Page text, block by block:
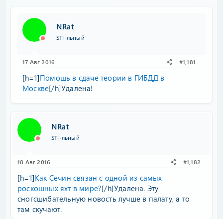
м
ы
NRat
STI-льный
17 Авг 2016 #1,181
[h=1]Помощь в сдаче теории в ГИБДД в
Москве[/h]Удалена!
NRat
STI-льный
18 Авг 2016 #1,182
[h=1]Как Сечин связан с одной из самых
роскошных яхт в мире?[/h]Удалена. Эту
сногсшибательную новость лучше в палату, а то
там скучают.